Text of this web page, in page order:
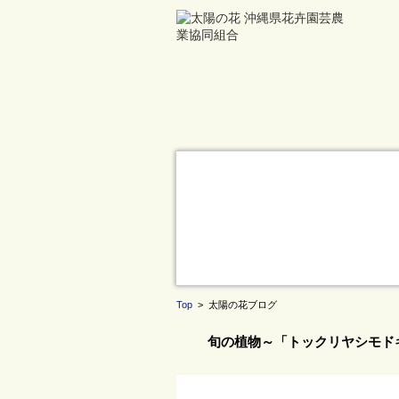
Top > 太陽の花ブログ
旬の植物～「トックリヤシモド